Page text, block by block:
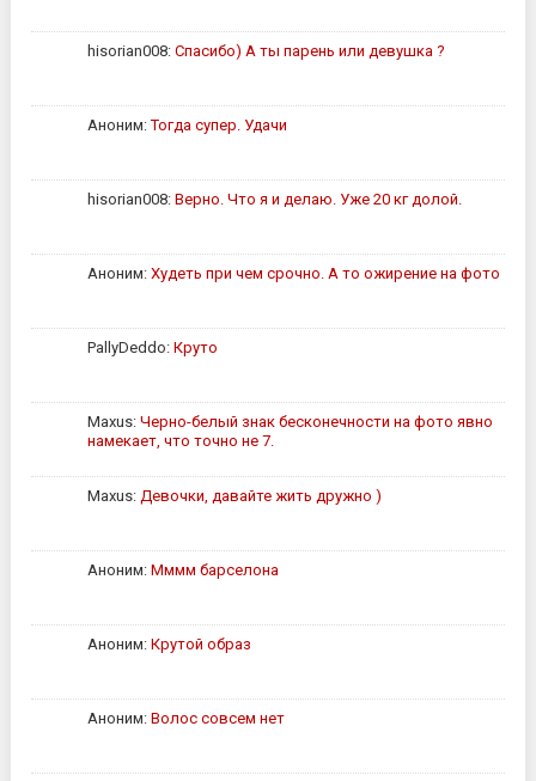
hisorian008: Спасибо) А ты парень или девушка ?
Аноним: Тогда супер. Удачи
hisorian008: Верно. Что я и делаю. Уже 20 кг долой.
Аноним: Худеть при чем срочно. А то ожирение на фото
PallyDeddo: Круто
Maxus: Черно-белый знак бесконечности на фото явно
намекает, что точно не 7.
Maxus: Девочки, давайте жить дружно )
Аноним: Мммм барселона
Аноним: Крутой образ
Аноним: Волос совсем нет